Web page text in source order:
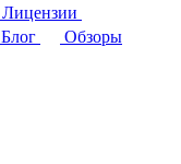
Лицензии
Блог
Обзоры